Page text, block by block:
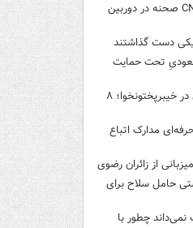
لحظه انفجار جایگاه CNG صحنه در دوربین
دست گذاشتند
تحت حمایت
عملیات ارتش پاکستان در خیبرپختونخوا؛ ۸
مدارک اتباع
از زائران رضوی
حامل سلاح برای
نمی‌داند چطور با